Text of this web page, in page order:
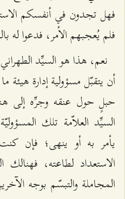
فهل تجدون في أنفسكم
فلم يُعجبهم الأمر، فدعوا له
نعم، هذا هو السيِّد
أن يتقبّل مسؤولية إدارة هيئة
حبلٍ حول عنقه وجرِّه إلى
السيِّد العلاّمة تلك
يأمر به أو ينهى؛ فإن
الاستعداد لطاعته،
المجاملة والتبسّم بوجه